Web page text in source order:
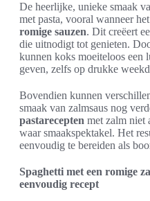
De heerlijke, unieke smaak
met pasta, vooral wanneer
romige sauzen. Dit creëert
die uitnodigt tot genieten.
kunnen koks moeiteloos een
geven, zelfs op drukke
Bovendien kunnen
smaak van zalmsaus nog
pastarecepten met zalm niet
waar smaakspektakel. Het
eenvoudig te bereiden als
Spaghetti met een romige
eenvoudig recept